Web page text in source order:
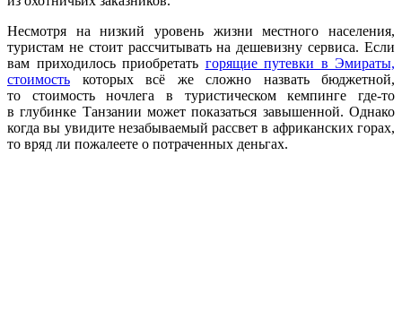
Несмотря на низкий уровень жизни местного населения,
туристам не стоит рассчитывать на дешевизну сервиса. Если
вам приходилось приобретать горящие путевки в Эмираты,
стоимость которых всё же сложно назвать бюджетной,
то стоимость ночлега в туристическом кемпинге где-то
в глубинке Танзании может показаться завышенной. Однако
когда вы увидите незабываемый рассвет в африканских горах,
то вряд ли пожалеете о потраченных деньгах.